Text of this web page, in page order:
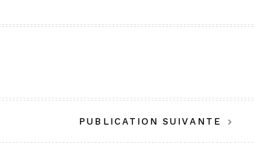
PUBLICATION SUIVANTE